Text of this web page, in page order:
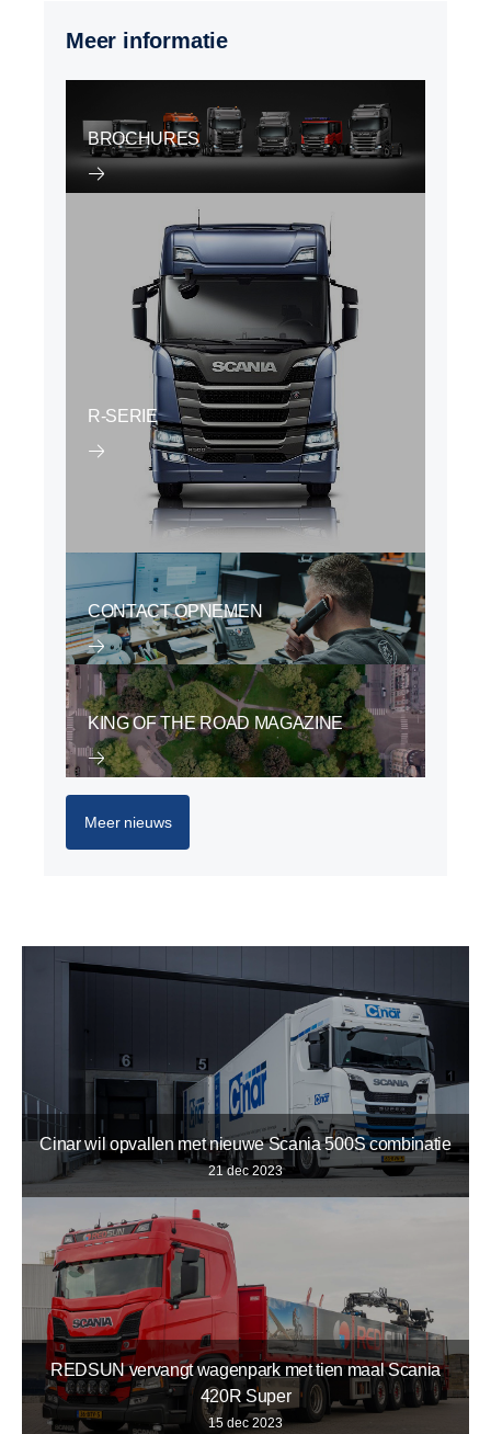
Meer informatie
BROCHURES
R-SERIE
CONTACT OPNEMEN
KING OF THE ROAD MAGAZINE
Meer nieuws
Cinar wil opvallen met nieuwe Scania 500S combinatie
21 dec 2023
REDSUN vervangt wagenpark met tien maal Scania
420R Super
15 dec 2023